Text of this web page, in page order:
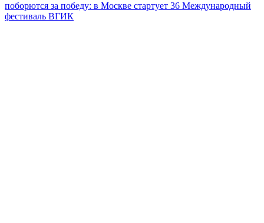
поборются за победу: в Москве стартует 36 Международный
фестиваль ВГИК